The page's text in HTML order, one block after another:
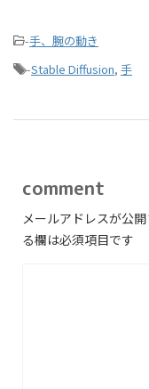
-手、腕の動き
-Stable Diffusion, 手
comment
メールアドレスが公開
る欄は必須項目です